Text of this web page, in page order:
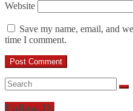
Website
Save my name, email, and
time I comment.
Follow Us